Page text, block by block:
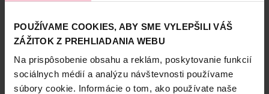
POUŽÍVAME COOKIES, ABY SME VYLEPŠILI VÁŠ
ZÁŽITOK Z PREHLIADANIA WEBU
Na prispôsobenie obsahu a reklám, poskytovanie funkcií
sociálnych médií a analýzu návštevnosti používame
súbory cookie. Informácie o tom, ako používate naše
1,59
Jedn. cena 0,01 / KS
1,19
Jedn. cena 0,01 / KS